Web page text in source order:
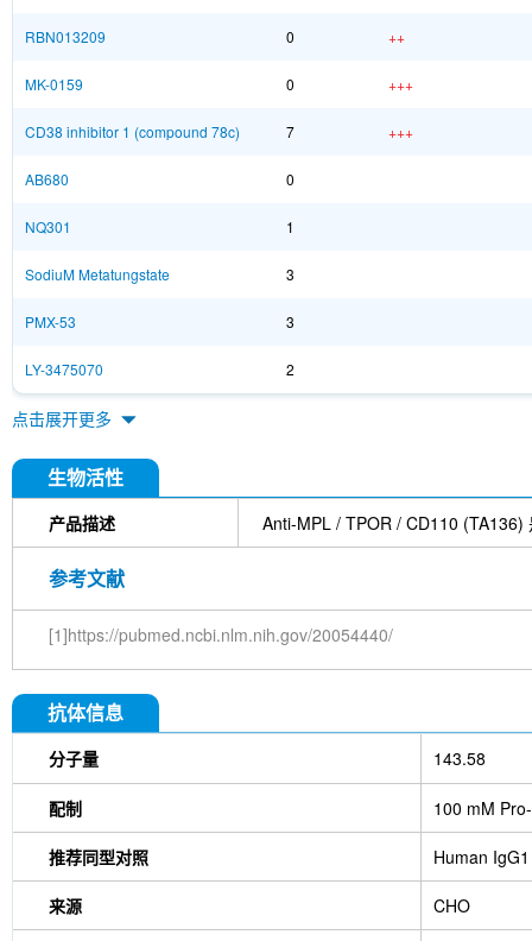
RBN013209 0 ++
MK-0159 0 +++
CD38 inhibitor 1 (compound 78c) 7 +++
AB680 0
NQ301 1
SodiuM Metatungstate 3
PMX-53 3
LY-3475070 2
点击展开更多
生物活性
产品描述 Anti-MPL / TPOR / CD110
参考文献
[1]https://pubmed.ncbi.nlm.nih.gov/20054440/
抗体信息
分子量 143.58
配制 100 mM
推荐同型对照 Human IgG1
来源 CHO